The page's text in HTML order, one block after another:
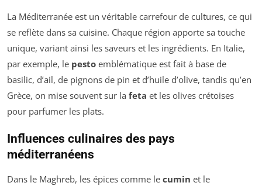
La Méditerranée est un véritable carrefour de cultures, ce qui
se reflète dans sa cuisine. Chaque région apporte sa touche
unique, variant ainsi les saveurs et les ingrédients. En Italie,
par exemple, le pesto emblématique est fait à base de
basilic, d’ail, de pignons de pin et d’huile d’olive, tandis qu’en
Grèce, on mise souvent sur la feta et les olives crétoises
pour parfumer les plats.
Influences culinaires des pays
méditerranéens
Dans le Maghreb, les épices comme le cumin et le